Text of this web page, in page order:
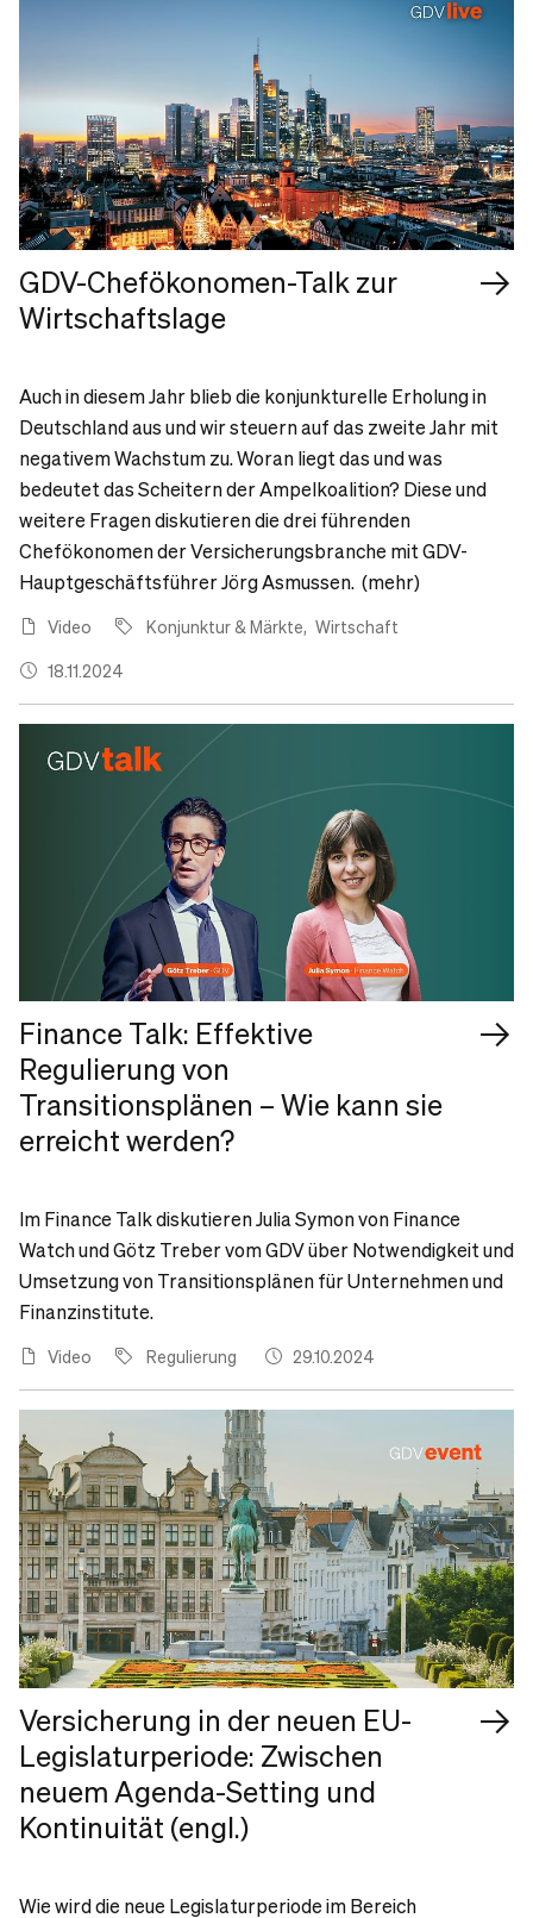
GDV-Chefökonomen-Talk zur
Wirtschaftslage
Auch in diesem Jahr blieb die konjunkturelle Erholung in
Deutschland aus und wir steuern auf das zweite Jahr mit
negativem Wachstum zu. Woran liegt das und was
bedeutet das Scheitern der Ampelkoalition? Diese und
weitere Fragen diskutieren die drei führenden
Chefökonomen der Versicherungsbranche mit GDV-
Hauptgeschäftsführer Jörg Asmussen. (mehr)
Video Konjunktur & Märkte Wirtschaft
18.11.2024
Finance Talk: Effektive
Regulierung von
Transitionsplänen – Wie kann sie
erreicht werden?
Im Finance Talk diskutieren Julia Symon von Finance
Watch und Götz Treber vom GDV über Notwendigkeit und
Umsetzung von Transitionsplänen für Unternehmen und
Finanzinstitute.
Video Regulierung 29.10.2024
Versicherung in der neuen EU-
Legislaturperiode: Zwischen
neuem Agenda-Setting und
Kontinuität (engl.)
Wie wird die neue Legislaturperiode im Bereich